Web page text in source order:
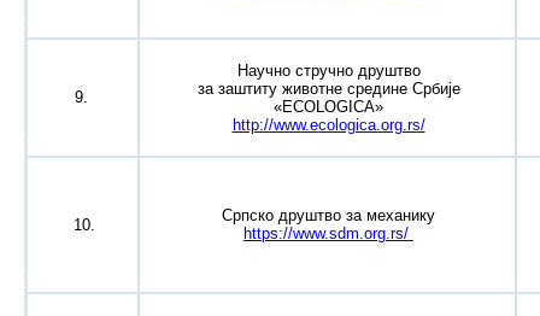
9.
Научно стручно друштво
за заштиту животне средине Србије
«ECOLOGICA»
http://www.ecologica.org.rs/
10.
Српско друштво за механику
https://www.sdm.org.rs/